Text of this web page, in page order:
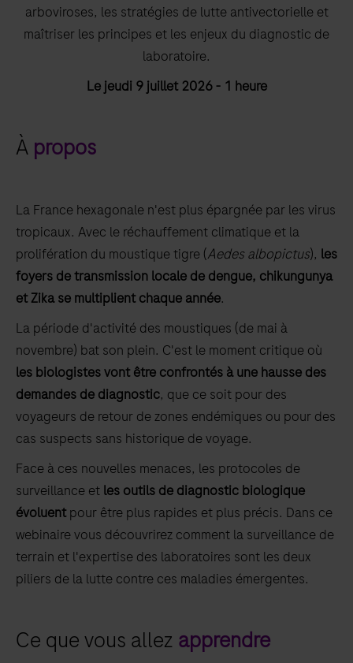
arboviroses, les stratégies de lutte antivectorielle et
maîtriser les principes et les enjeux du diagnostic de
laboratoire.
Le jeudi 9 juillet 2026 - 1 heure
À propos
La France hexagonale n'est plus épargnée par les virus
tropicaux. Avec le réchauffement climatique et la
prolifération du moustique tigre (Aedes albopictus), les
foyers de transmission locale de dengue, chikungunya
et Zika se multiplient chaque année.
La période d'activité des moustiques (de mai à
novembre) bat son plein. C'est le moment critique où
les biologistes vont être confrontés à une hausse des
demandes de diagnostic, que ce soit pour des
voyageurs de retour de zones endémiques ou pour des
cas suspects sans historique de voyage.
Face à ces nouvelles menaces, les protocoles de
surveillance et les outils de diagnostic biologique
évoluent pour être plus rapides et plus précis. Dans ce
webinaire vous découvrirez comment la surveillance de
terrain et l'expertise des laboratoires sont les deux
piliers de la lutte contre ces maladies émergentes.
Ce que vous allez apprendre